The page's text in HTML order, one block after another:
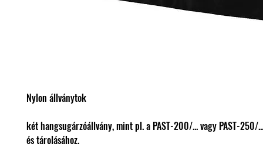
Nylon állványtok
két hangsugárzóállvány, mint pl. a PAST-200/... vagy PAST-250/
és tárolásához.